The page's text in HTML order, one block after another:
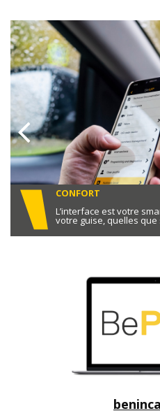
CONFORT
L’interface est votre
votre guise, quelles